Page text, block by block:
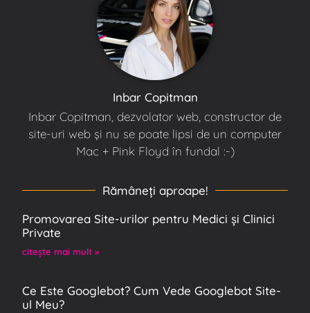
Inbar Copitman
Inbar Copitman, dezvolator web, constructor de
site-uri web și nu se poate lipsi de un computer
Mac + Pink Floyd în fundal :-)
Rămâneţi aproape!
Promovarea Site-urilor pentru Medici și Clinici
Private
citeşte mai mult »
Ce Este Googlebot? Cum Vede Googlebot Site-
ul Meu?